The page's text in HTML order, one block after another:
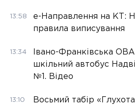
13:58
е-Направлення на КТ:
правила виписування
13:34
Івано-Франківська
шкільний автобус
№1. Відео
13:10
Восьмий табір